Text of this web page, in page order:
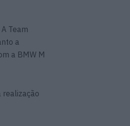
Team
a
a BMW M
realização